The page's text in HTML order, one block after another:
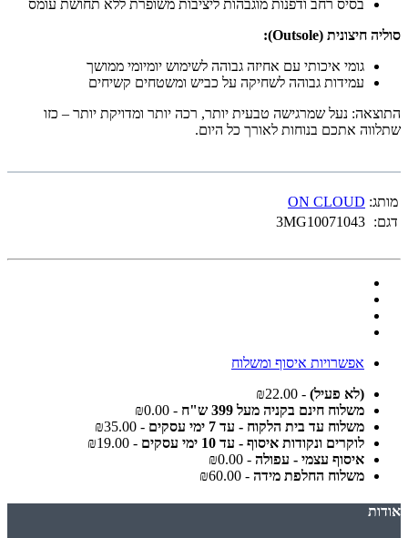
בסיס רחב ודפנות מוגבהות ליציבות משופרת ללא תחושת עומס
סוליה חיצונית (Outsole):
גומי איכותי עם אחיזה גבוהה לשימוש יומיומי ממושך
עמידות גבוהה לשחיקה על כביש ומשטחים קשיחים
התוצאה: נעל שמרגישה טבעית יותר, רכה יותר ומדויקת יותר – כזו
שתלווה אתכם בנוחות לאורך כל היום.
מותג: ON CLOUD
דגם: 3MG10071043
אפשרויות איסוף ומשלוח
(לא פעיל) - ₪22.00
משלוח חינם בקניה מעל 399 ש"ח
- ₪0.00
משלוח עד בית הלקוח - עד 7 ימי עסקים
- ₪35.00
לוקרים ונקודות איסוף - עד 10 ימי עסקים
- ₪19.00
איסוף עצמי - עפולה - ₪0.00
משלוח החלפת מידה - ₪60.00
אודות